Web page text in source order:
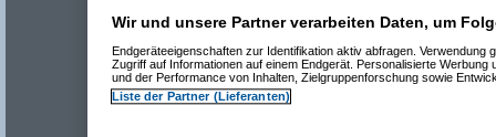
Wir und unsere Partner verarbeiten Daten, um
Endgeräteeigenschaften zur Identifikation aktiv abfragen. Verwendung
Zugriff auf Informationen auf einem Endgerät. Personalisierte Werbung
und der Performance von Inhalten, Zielgruppenforschung sowie
Liste der Partner (Lieferanten)